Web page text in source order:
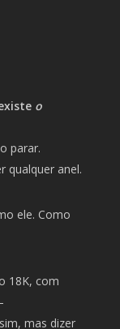
o
parar.
qualquer anel.
ele. Como
18K, com
mas dizer